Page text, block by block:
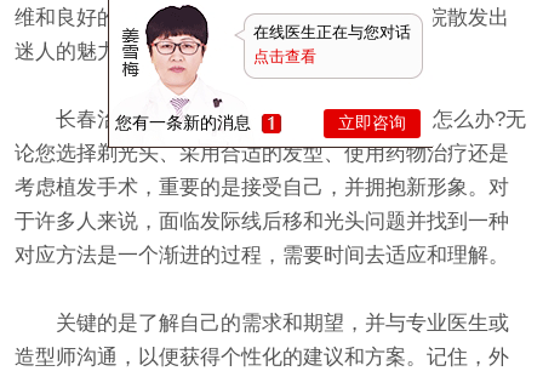
维和良好的个人形象能够使长春肤康皮肤病医院散发出
迷人的魅力，而不仅仅是头发。
长春治脱发比较好的医院:发际线后移光头怎么办?无
论您选择剃光头、采用合适的发型、使用药物治疗还是
考虑植发手术，重要的是接受自己，并拥抱新形象。对
于许多人来说，面临发际线后移和光头问题并找到一种
对应方法是一个渐进的过程，需要时间去适应和理解。
关键的是了解自己的需求和期望，并与专业医生或
造型师沟通，以便获得个性化的建议和方案。记住，外
在线医生正在与您对话
点击查看
您有一条新的消息 立即咨询